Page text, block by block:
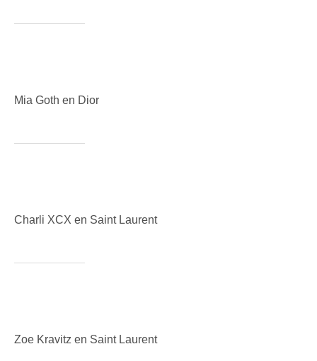
Mia Goth en Dior
Charli XCX en Saint Laurent
Zoe Kravitz en Saint Laurent